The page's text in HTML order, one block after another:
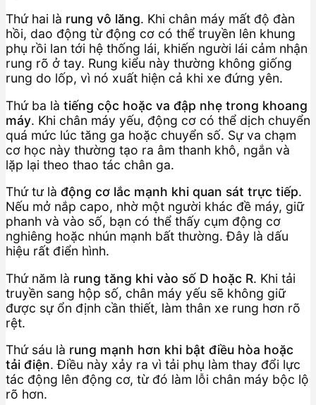
Thứ hai là rung vô lăng. Khi chân máy mất độ đàn
hồi, dao động từ động cơ có thể truyền lên khung
phụ rồi lan tới hệ thống lái, khiến người lái cảm nhận
rung rõ ở tay. Rung kiểu này thường không giống
rung do lốp, vì nó xuất hiện cả khi xe đứng yên.
Thứ ba là tiếng cộc hoặc va đập nhẹ trong khoang
máy. Khi chân máy yếu, động cơ có thể dịch chuyển
quá mức lúc tăng ga hoặc chuyển số. Sự va chạm
cơ học này thường tạo ra âm thanh khô, ngắn và
lặp lại theo thao tác chân ga.
Thứ tư là động cơ lắc mạnh khi quan sát trực tiếp.
Nếu mở nắp capo, nhờ một người khác đề máy, giữ
phanh và vào số, bạn có thể thấy cụm động cơ
nghiêng hoặc nhún mạnh bất thường. Đây là dấu
hiệu rất điển hình.
Thứ năm là rung tăng khi vào số D hoặc R. Khi tải
truyền sang hộp số, chân máy yếu sẽ không giữ
được sự ổn định cần thiết, làm thân xe rung hơn rõ
rệt.
Thứ sáu là rung mạnh hơn khi bật điều hòa hoặc
tải điện. Điều này xảy ra vì tải phụ làm thay đổi lực
tác động lên động cơ, từ đó làm lỗi chân máy bộc lộ
rõ hơn.